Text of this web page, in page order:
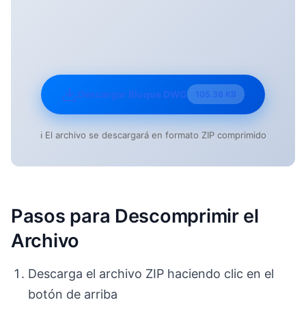
Descargar Bloque DWG 105.36 KB
ℹ️ El archivo se descargará en formato ZIP comprimido
Pasos para Descomprimir el
Archivo
Descarga el archivo ZIP haciendo clic en el
botón de arriba